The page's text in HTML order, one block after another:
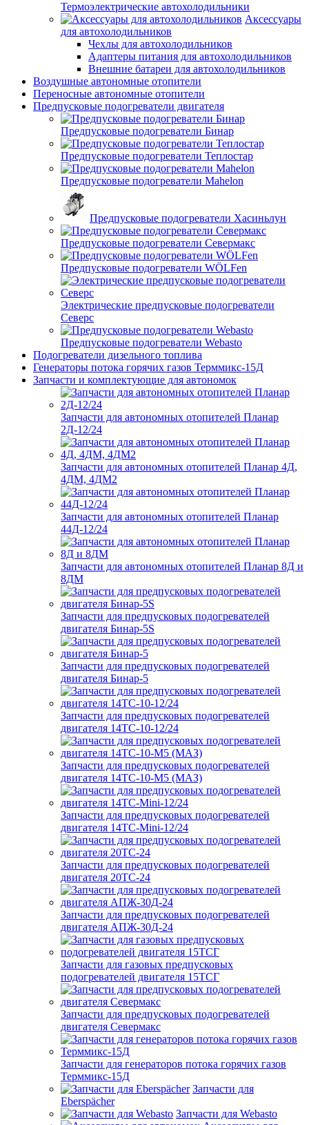
Термоэлектрические автохолодильники
Аксессуары
для автохолодильников
Чехлы для автохолодильников
Адаптеры питания для автохолодильников
Внешние батареи для автохолодильников
Воздушные автономные отопители
Переносные автономные отопители
Предпусковые подогреватели двигателя
Предпусковые подогреватели Бинар
Предпусковые подогреватели Теплостар
Предпусковые подогреватели Mahelon
Предпусковые подогреватели Хасиньлун
Предпусковые подогреватели Севермакс
Предпусковые подогреватели WÖLFen
Электрические предпусковые подогреватели
Северс
Предпусковые подогреватели Webasto
Подогреватели дизельного топлива
Генераторы потока горячих газов Терммикс-15Д
Запчасти и комплектующие для автономок
Запчасти для автономных отопителей Планар
2Д-12/24
Запчасти для автономных отопителей Планар 4Д,
4ДМ, 4ДМ2
Запчасти для автономных отопителей Планар
44Д-12/24
Запчасти для автономных отопителей Планар 8Д и
8ДМ
Запчасти для предпусковых подогревателей
двигателя Бинар-5S
Запчасти для предпусковых подогревателей
двигателя Бинар-5
Запчасти для предпусковых подогревателей
двигателя 14ТС-10-12/24
Запчасти для предпусковых подогревателей
двигателя 14ТС-10-М5 (МАЗ)
Запчасти для предпусковых подогревателей
двигателя 14ТС-Mini-12/24
Запчасти для предпусковых подогревателей
двигателя 20ТС-24
Запчасти для предпусковых подогревателей
двигателя АПЖ-30Д-24
Запчасти для газовых предпусковых
подогревателей двигателя 15ТСГ
Запчасти для предпусковых подогревателей
двигателя Севермакс
Запчасти для генераторов потока горячих газов
Терммикс-15Д
Запчасти для
Eberspächer
Запчасти для Webasto